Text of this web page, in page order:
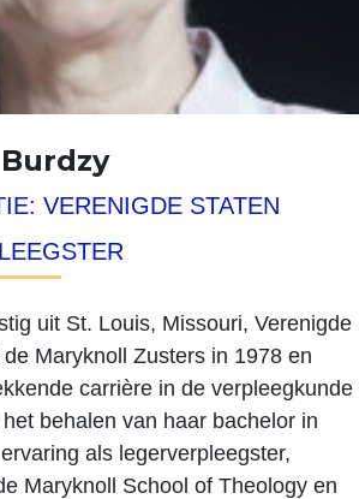
VERENIGDE STATEN
uit St. Louis, Missouri, Verenigde
Maryknoll Zusters in 1978 en
carrière in de verpleegkunde
behalen van haar bachelor in
als legerverpleegster,
Maryknoll School of Theology en